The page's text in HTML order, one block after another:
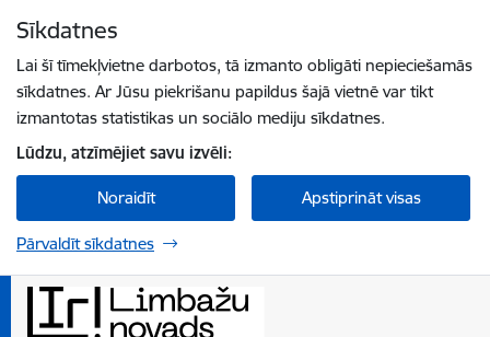
Sīkdatnes
Lai šī tīmekļvietne darbotos, tā izmanto obligāti nepieciešamās
sīkdatnes. Ar Jūsu piekrišanu papildus šajā vietnē var tikt
izmantotas statistikas un sociālo mediju sīkdatnes.
Lūdzu, atzīmējiet savu izvēli:
Noraidīt Apstiprināt visas
Pārvaldīt sīkdatnes